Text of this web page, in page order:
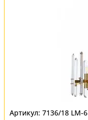
7136/18 LM-6